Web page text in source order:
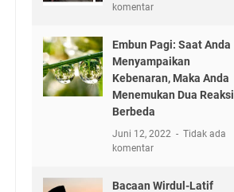
komentar
Embun Pagi: Saat Anda
Menyampaikan
Kebenaran, Maka Anda
Menemukan Dua Reaksi
Berbeda
Juni 12, 2022
Tidak ada
komentar
Bacaan Wirdul-Latif